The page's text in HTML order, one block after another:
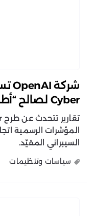
Cyber لصالح “أطراف مختارة”
المؤشرات الرسمية
السيبراني المقيّد.
سياسات وتنظيمات